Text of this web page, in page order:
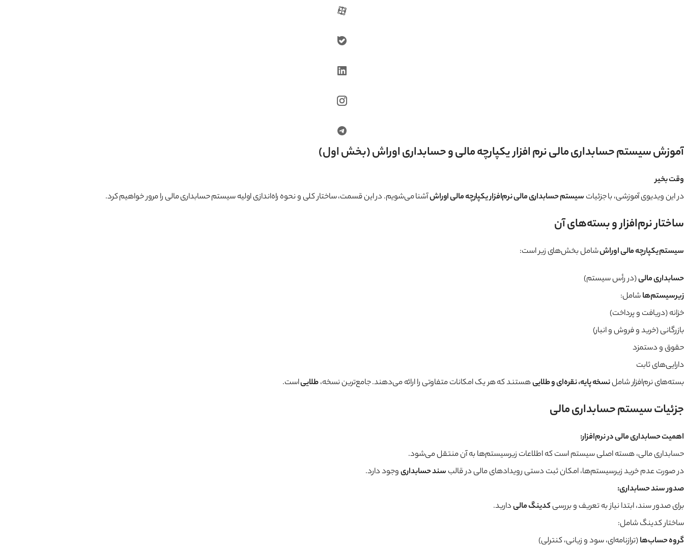
آموزش سیستم حسابداری مالی نرم افزار یکپارچه مالی و حسابداری اوراش (بخش اول)
وقت بخیر
در این ویدیوی آموزشی، با جزئیات سیستم حسابداری مالی نرم‌افزار یکپارچه مالی اوراشآشنا می‌شویم. در این قسمت، ساختار کلی و نحوه راه‌اندازی اولیه سیستم حسابداری مالی را مرور خواهیم کرد.
ساختار نرم‌افزار و بسته‌های آن
سیستم یکپارچه مالی اوراششامل بخش‌های زیر است:
حسابداری مالی(در رأس سیستم)
زیرسیستم‌هاشامل:
خزانه (دریافت و پرداخت)
بازرگانی (خرید و فروش و انبار)
حقوق و دستمزد
دارایی‌های ثابت
بسته‌های نرم‌افزار شاملنسخه پایه، نقره‌ای و طلاییهستند که هر یک امکانات متفاوتی را ارائه می‌دهند. جامع‌ترین نسخه،طلاییاست.
جزئیات سیستم حسابداری مالی
اهمیت حسابداری مالی در نرم‌افزار:
حسابداری مالی، هسته اصلی سیستم است که اطلاعات زیرسیستم‌ها به آن منتقل می‌شود.
در صورت عدم خرید زیرسیستم‌ها، امکان ثبت دستی رویدادهای مالی در قالب سند حسابداریوجود دارد.
صدور سند حسابداری:
برای صدور سند، ابتدا نیاز به تعریف و بررسیکدینگ مالیدارید.
ساختار کدینگ شامل:
گروه حساب‌ها(ترازنامه‌ای، سود و زیانی، کنترلی)